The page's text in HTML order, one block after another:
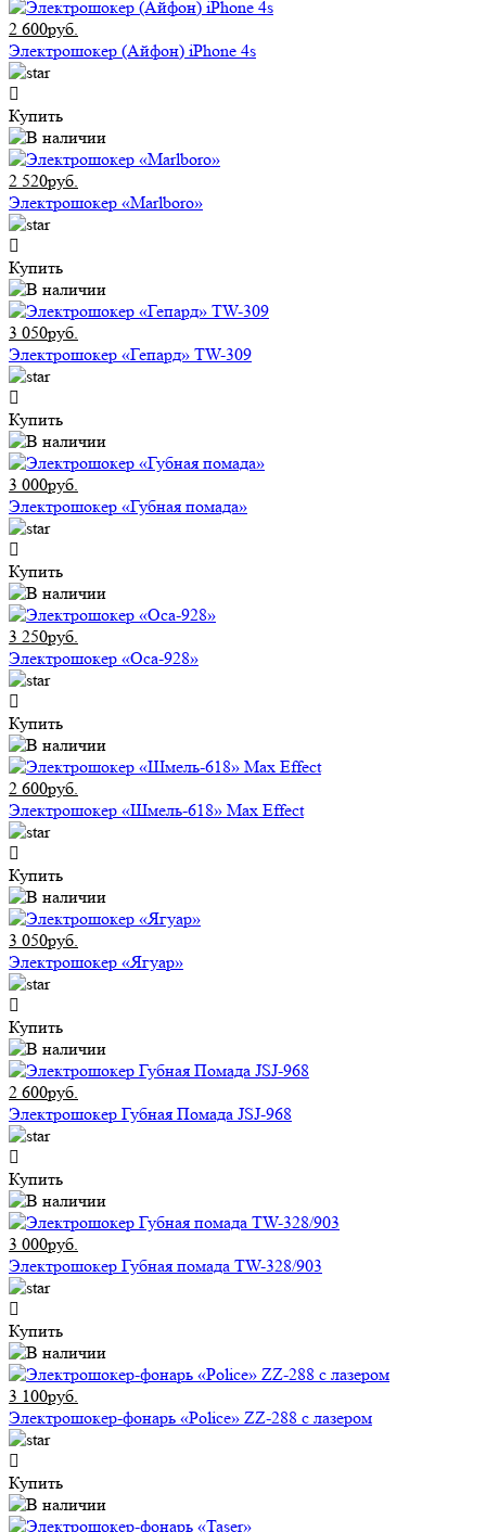
2 600руб.
Электрошокер (Айфон) iPhone 4s
Купить
2 520руб.
Электрошокер «Marlboro»
Купить
3 050руб.
Электрошокер «Гепард» TW-309
Купить
3 000руб.
Электрошокер «Губная помада»
Купить
3 250руб.
Электрошокер «Оса-928»
Купить
2 600руб.
Электрошокер «Шмель-618» Max Effect
Купить
3 050руб.
Электрошокер «Ягуар»
Купить
2 600руб.
Электрошокер Губная Помада JSJ-968
Купить
3 000руб.
Электрошокер Губная помада TW-328/903
Купить
3 100руб.
Электрошокер-фонарь «Police» ZZ-288 с лазером
Купить